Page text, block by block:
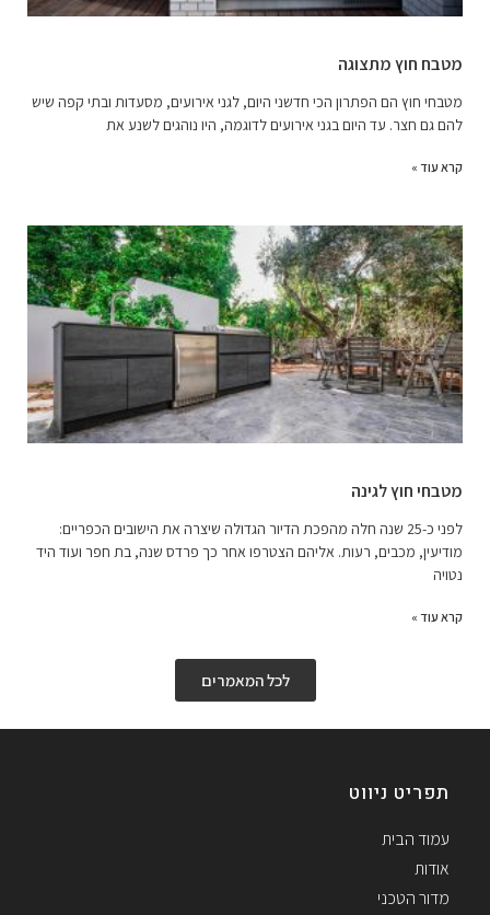
מטבח חוץ מתצוגה
מטבחי חוץ הם הפתרון הכי חדשני היום, לגני אירועים, מסעדות ובתי קפה שיש
להם גם חצר. עד היום בגני אירועים לדוגמה, היו נוהגים לשנע את
קרא עוד »
מטבחי חוץ לגינה
לפני כ-25 שנה חלה מהפכת הדיור הגדולה שיצרה את הישובים הכפריים:
מודיעין, מכבים, רעות. אליהם הצטרפו אחר כך פרדס שנה, בת חפר ועוד היד
נטויה
קרא עוד »
לכל המאמרים
תפריט ניווט
עמוד הבית
אודות
מדור הטכני